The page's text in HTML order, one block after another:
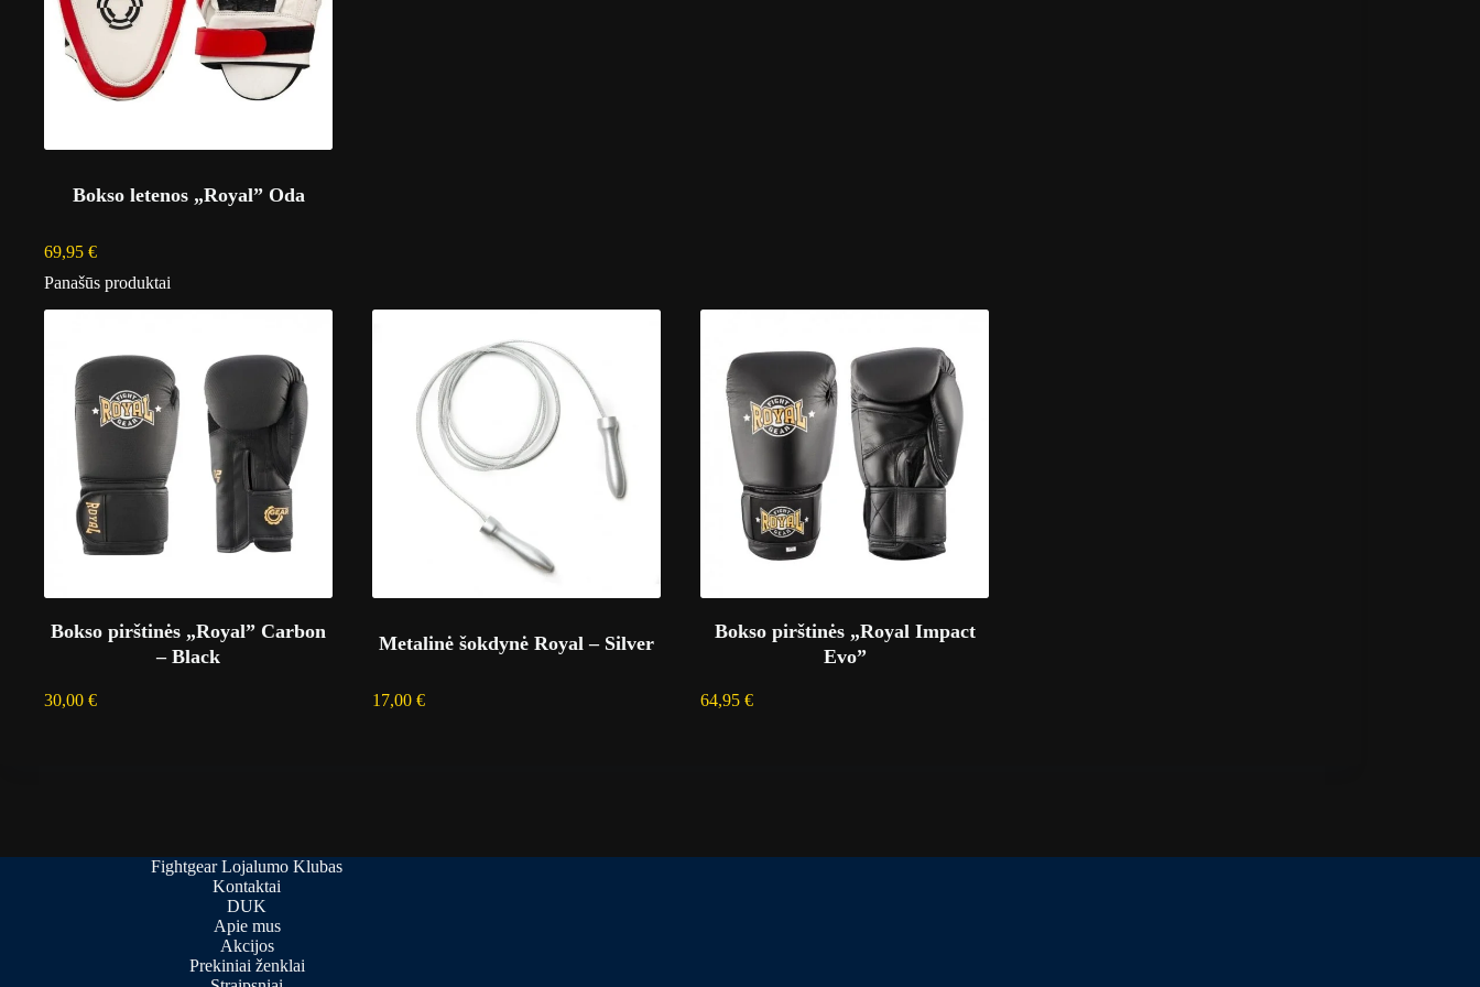
Bokso letenos „Royal” Oda
69,95 €
Panašūs produktai
Bokso pirštinės „Royal” Carbon
– Black
30,00 €
Metalinė šokdynė Royal – Silver
17,00€
Bokso pirštinės „Royal Impact
Evo”
64,95€
Fightgear Lojalumo Klubas
Kontaktai
DUK
Apie mus
Akcijos
Prekiniai ženklai